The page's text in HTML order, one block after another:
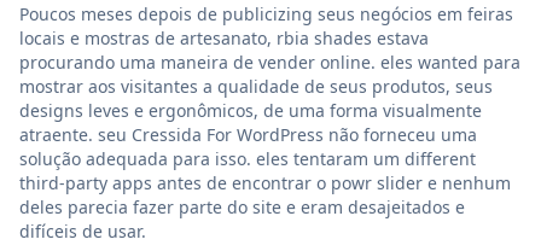
Poucos meses depois de publicizing seus negócios em feiras
locais e mostras de artesanato, rbia shades estava
procurando uma maneira de vender online. eles wanted para
mostrar aos visitantes a qualidade de seus produtos, seus
designs leves e ergonômicos, de uma forma visualmente
atraente. seu Cressida For WordPress não forneceu uma
solução adequada para isso. eles tentaram um different
third-party apps antes de encontrar o powr slider e nenhum
deles parecia fazer parte do site e eram desajeitados e
difíceis de usar.